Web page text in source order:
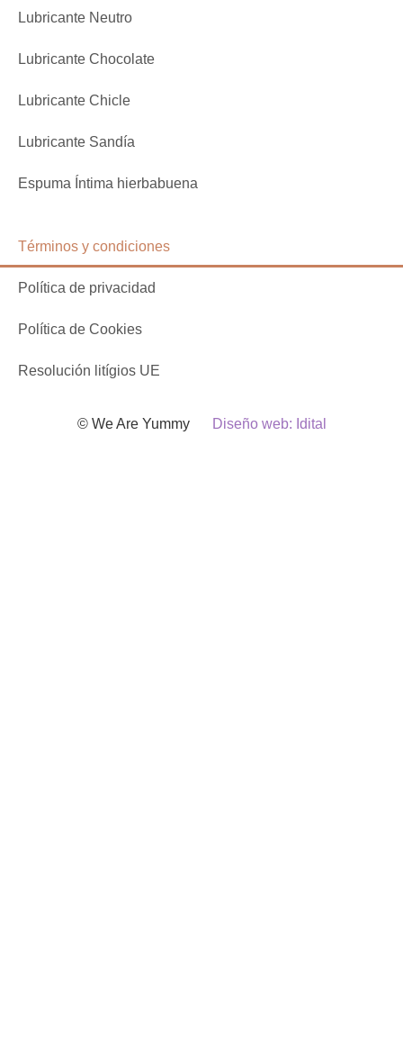
Lubricante Neutro
Lubricante Chocolate
Lubricante Chicle
Lubricante Sandía
Espuma Íntima hierbabuena
Términos y condiciones
Política de privacidad
Política de Cookies
Resolución litígios UE
© We Are Yummy Diseño web: Idital